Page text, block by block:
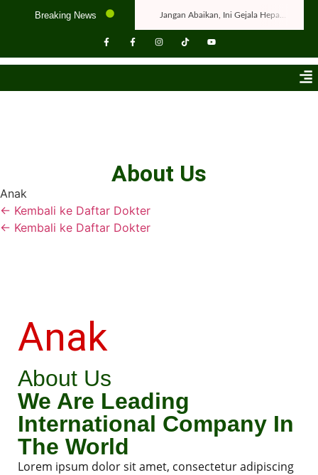
Breaking News
Tips Menjaga Daya Ingat dan Kesehatan Otak
About Us
Anak
← Kembali ke Daftar Dokter
← Kembali ke Daftar Dokter
Anak
About Us
We Are Leading
International Company In
The World
Lorem ipsum dolor sit amet, consectetur adipiscing